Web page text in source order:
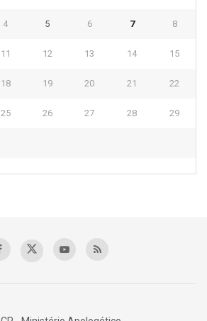
4 5 6 7 8
11 12 13 14 15
18 19 20 21 22
25 26 27 28 29